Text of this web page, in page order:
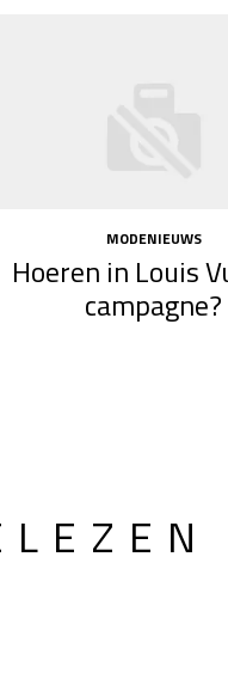
MODENIEUWS
Hoeren in Louis
campagne?